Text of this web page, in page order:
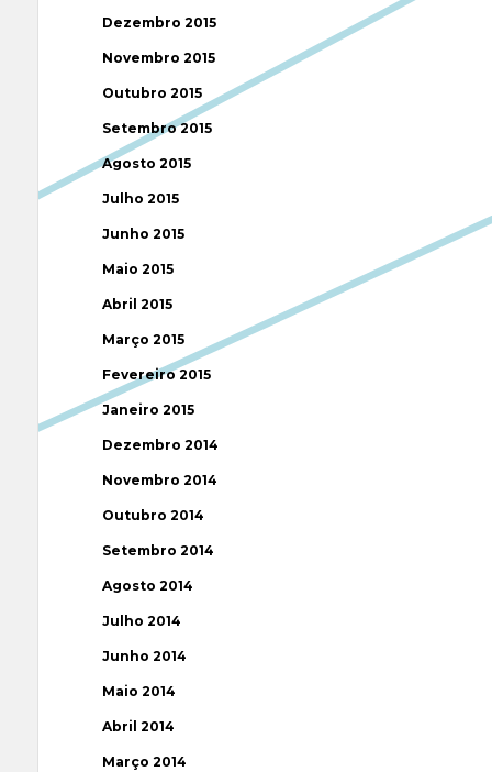
Dezembro 2015
Novembro 2015
Outubro 2015
Setembro 2015
Agosto 2015
Julho 2015
Junho 2015
Maio 2015
Abril 2015
Março 2015
Fevereiro 2015
Janeiro 2015
Dezembro 2014
Novembro 2014
Outubro 2014
Setembro 2014
Agosto 2014
Julho 2014
Junho 2014
Maio 2014
Abril 2014
Março 2014